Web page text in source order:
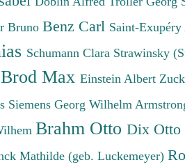
Bruno Benz Carl Saint-
Schumann Clara Strawinsky
Brod Max Einstein Albert
Siemens Georg Wilhelm
Brahm Otto Dix Otto
Mathilde (geb. Luckemeyer)